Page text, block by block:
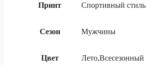
Принт Спортивный стиль
Сезон Мужчины
Цвет Лето,Всесезонный